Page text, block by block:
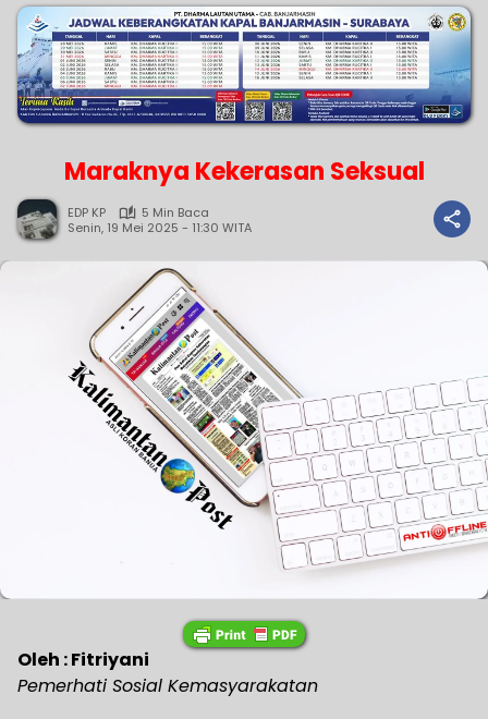
Maraknya Kekerasan Seksual
EDP KP
5 Min Baca
Senin, 19 Mei 2025 - 11:30 WITA
Oleh : Fitriyani
Pemerhati Sosial Kemasyarakatan